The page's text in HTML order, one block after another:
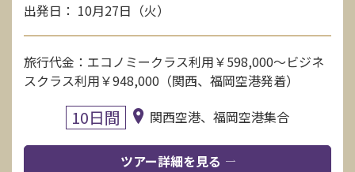
出発日： 10月27日（火）
旅行代金：エコノミークラス利用￥598,000〜ビジネ
スクラス利用￥948,000（関西、福岡空港発着）
10日間 関西空港、福岡空港集合
ツアー詳細を見る